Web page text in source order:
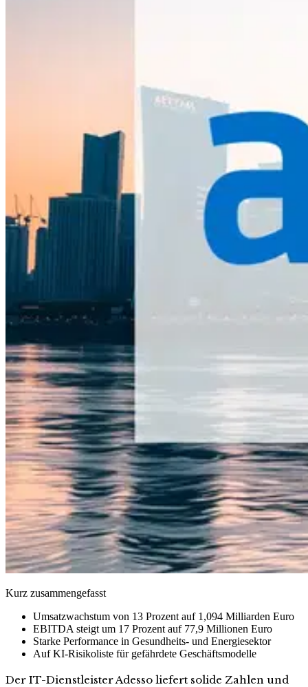
Kurz zusammengefasst
Umsatzwachstum von 13 Prozent auf 1,094 Milliarden Euro
EBITDA steigt um 17 Prozent auf 77,9 Millionen Euro
Starke Performance in Gesundheits- und Energiesektor
Auf KI-Risikoliste für gefährdete Geschäftsmodelle
Der IT-Dienstleister Adesso liefert solide Zahlen und